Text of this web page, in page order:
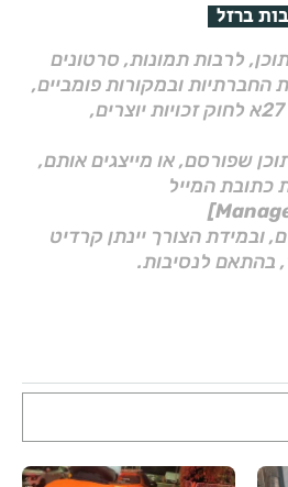
ברזל
לרבות תמונות, סרטונים
החברתיות ובמקורות פומביים,
בהתאם להוראות סעיף 27א לחוק זכויות יוצרים,
שפורסם, או מייצגים אותם,
כתובת המייל
ובמידת הצורך יינתן קרדיט
בהתאם לנסיבות.